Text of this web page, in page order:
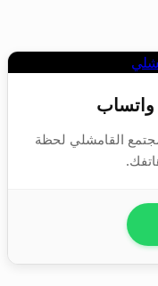
واتساب
مجتمع القامشلي لحظة